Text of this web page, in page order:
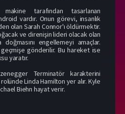
tarafından tasarlanan
vardır. Onun görevi, insanlık
olan Sarah Connor'ı öldürmektir.
ve direnişin lideri olacak olan
engellemeyi amaçlar.
gönderilir. Bu hareket ise
yaratır.
Terminatör karakterini
Linda Hamilton yer alır. Kyle
Biehn hayat verir.